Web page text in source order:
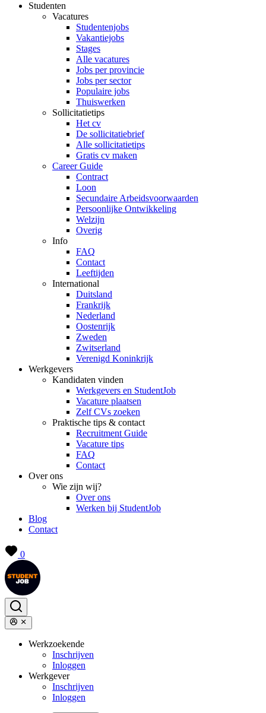
Studenten
Vacatures
Studentenjobs
Vakantiejobs
Stages
Alle vacatures
Jobs per provincie
Jobs per sector
Populaire jobs
Thuiswerken
Sollicitatietips
Het cv
De sollicitatiebrief
Alle sollicitatietips
Gratis cv maken
Career Guide
Contract
Loon
Secundaire Arbeidsvoorwaarden
Persoonlijke Ontwikkeling
Welzijn
Overig
Info
FAQ
Contact
Leeftijden
International
Duitsland
Frankrijk
Nederland
Oostenrijk
Zweden
Zwitserland
Verenigd Koninkrijk
Werkgevers
Kandidaten vinden
Werkgevers en StudentJob
Vacature plaatsen
Zelf CVs zoeken
Praktische tips & contact
Recruitment Guide
Vacature tips
FAQ
Contact
Over ons
Wie zijn wij?
Over ons
Werken bij StudentJob
Blog
Contact
0
Werkzoekende
Inschrijven
Inloggen
Werkgever
Inschrijven
Inloggen